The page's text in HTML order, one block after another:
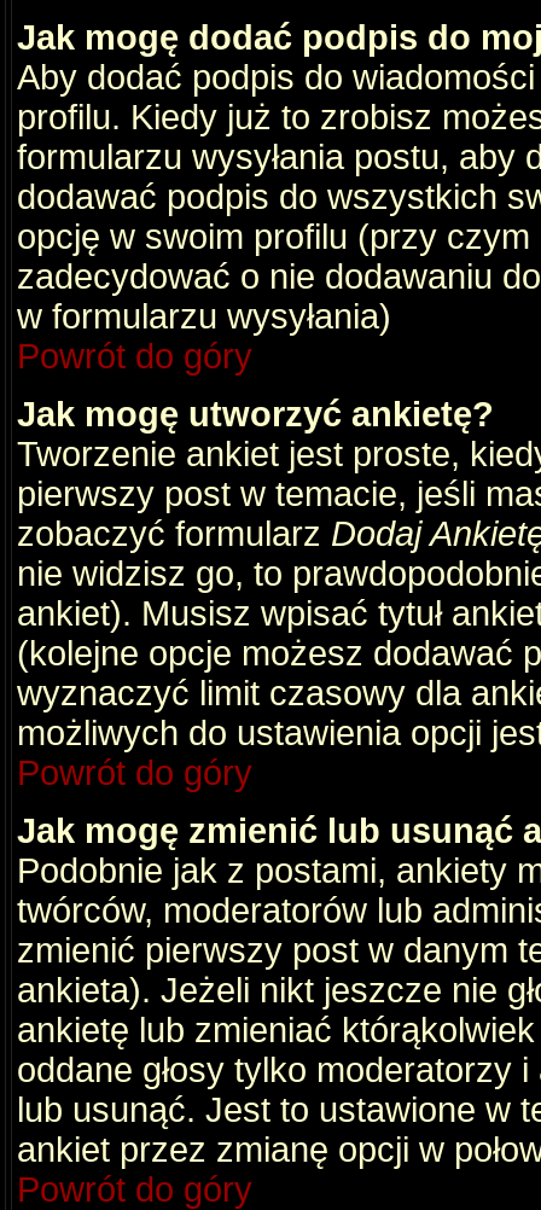
Jak mogę dodać podpis do
Aby dodać podpis do
profilu. Kiedy już to zrobisz
formularzu wysyłania postu,
dodawać podpis do wszystkich
opcję w swoim profilu (przy
zadecydować o nie dodawaniu
w formularzu wysyłania)
Powrót do góry
Jak mogę utworzyć ankietę?
Tworzenie ankiet jest proste,
pierwszy post w temacie, jeśli
zobaczyć formularz Dodaj
nie widzisz go, to
ankiet). Musisz wpisać tytuł
(kolejne opcje możesz dodawać
wyznaczyć limit czasowy dla
możliwych do ustawienia opcji
Powrót do góry
Jak mogę zmienić lub usunąć
Podobnie jak z postami, ankiety
twórców, moderatorów lub
zmienić pierwszy post w danym
ankieta). Jeżeli nikt jeszcze nie
ankietę lub zmieniać
oddane głosy tylko moderatorzy
lub usunąć. Jest to ustawione w
ankiet przez zmianę opcji w
Powrót do góry